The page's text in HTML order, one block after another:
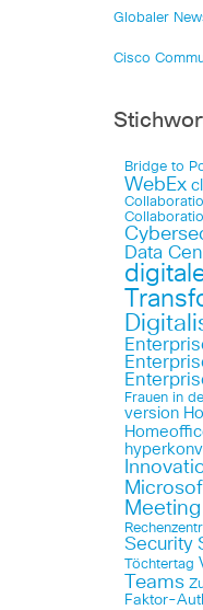
Globaler
Cisco
Bridge to
WebEx
Data
Frauen in
version
Meeting
Security
Töchtertag
Teams
Faktor-